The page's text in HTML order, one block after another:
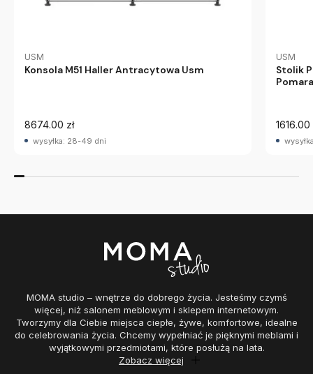
USM
Konsola M51 Haller Antracytowa Usm
8674.00 zł
wysyłka: 28-49 dni
USM
Stolik
1616.00
MOMA studio – wnętrze do dobrego życia. Jesteśmy czymś
więcej, niż salonem meblowym i sklepem internetowym.
Tworzymy dla Ciebie miejsca ciepłe, żywe, komfortowe, idealne
do celebrowania życia. Chcemy wypełniać je pięknymi meblami i
wyjątkowymi przedmiotami, które posłużą na lata.
Zobacz więcej